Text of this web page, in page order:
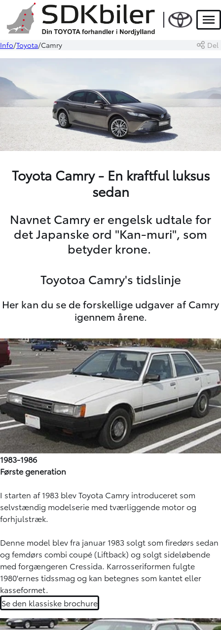
Info Toyota Camry Del
Toyota Camry - En kraftful luksus
sedan
Navnet Camry er engelsk udtale for
det Japanske ord "Kan-muri", som
betyder krone.
Toyotoa Camry's tidslinje
Her kan du se de forskellige udgaver af Camry
igennem årene.
1983-1986
Første generation
I starten af 1983 blev Toyota Camry introduceret som
selvstændig modelserie med tværliggende motor og
forhjulstræk.
Denne model blev fra januar 1983 solgt som firedørs sedan
og femdørs combi coupé (Liftback) og solgt sideløbende
med forgængeren Cressida. Karrosseriformen fulgte
1980'ernes tidssmag og kan betegnes som kantet eller
kasseformet.
Se den klassiske brochure